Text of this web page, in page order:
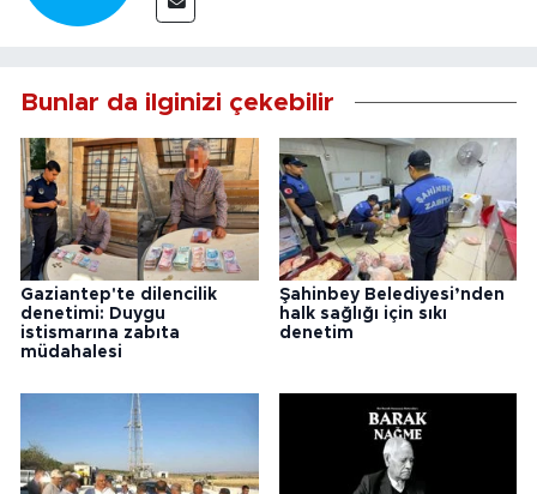
Bunlar da ilginizi çekebilir
Gaziantep'te dilencilik
denetimi: Duygu
istismarına zabıta
müdahalesi
Şahinbey Belediyesi’nden
halk sağlığı için sıkı
denetim